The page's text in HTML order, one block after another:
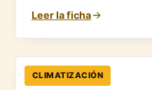
Leer la ficha
CLIMATIZACIÓN